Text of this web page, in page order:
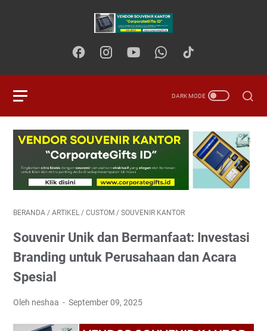
BERANDA / ARTIKEL / CUSTOM / SOUVENIR KANTOR
Souvenir Unik dan Bermanfaat: Investasi
Branding untuk Perusahaan dan Acara
Spesial
Oleh neshaa September 09, 2025